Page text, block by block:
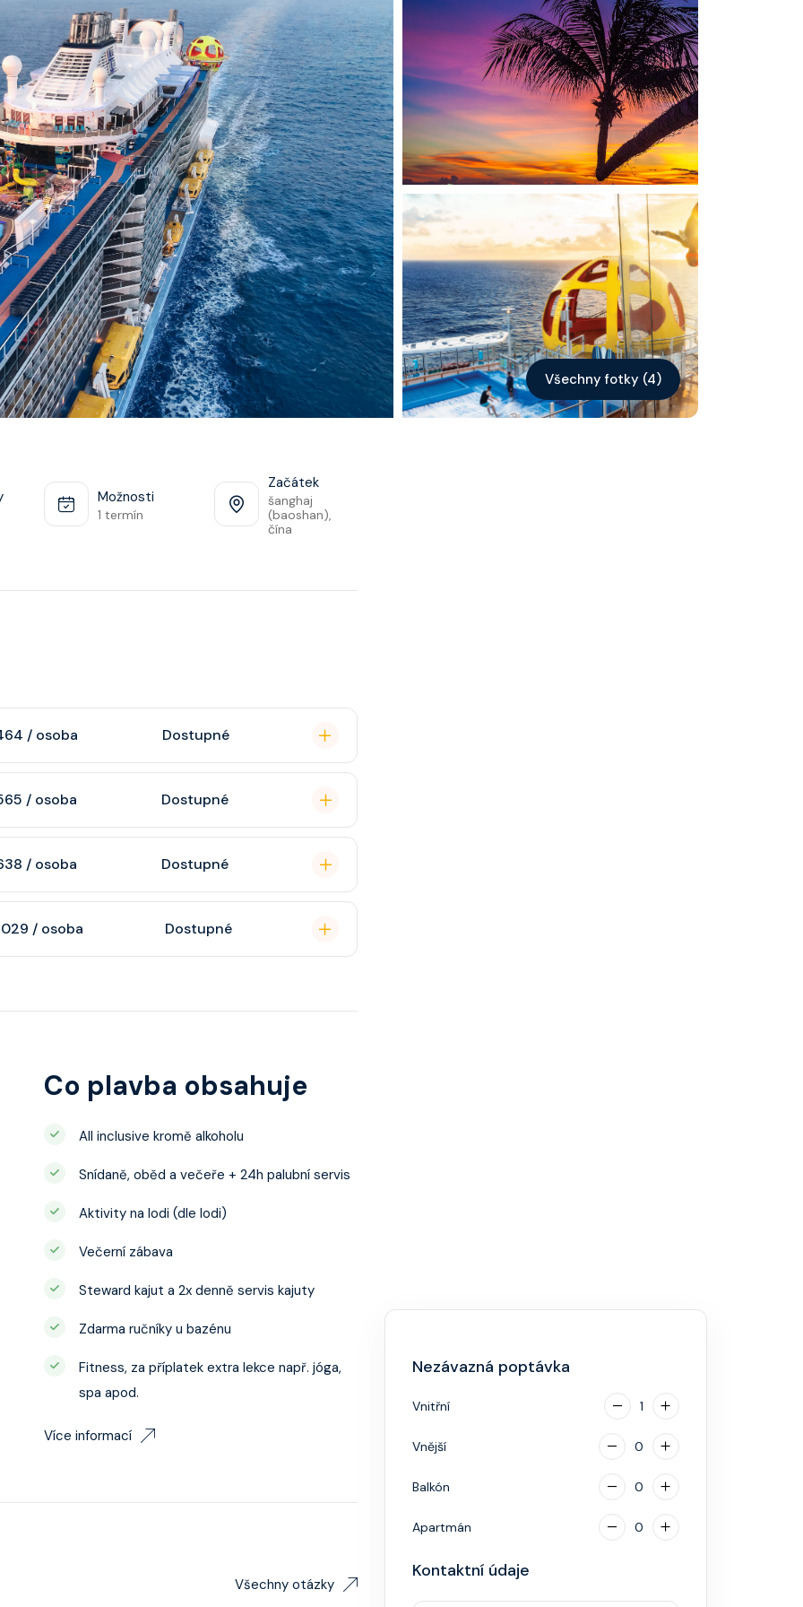
Kontakt
Vyhledat plavbu
Všechny fotky (4)
Možnosti
1 termín
Začátek
šanghaj
(baoshan),
čína
/ osoba Dostupné
koupelnu se
TV, rádio,
/ osoba Dostupné
výhledem dle
/ osoba Dostupné
koupelnu
TV,
029 / osoba Dostupné
šatnu,
Co plavba obsahuje
All inclusive kromě alkoholu
Snídaně, oběd a večeře + 24h palubní servis
Aktivity na lodi (dle lodi)
Večerní zábava
Steward kajut a 2x denně servis kajuty
Zdarma ručníky u bazénu
Fitness, za příplatek extra lekce např. jóga,
spa apod.
Více informací
Všechny otázky
Nezávazná poptávka
Vnitřní 1
Vnější 0
Balkón 0
Apartmán 0
Kontaktní údaje